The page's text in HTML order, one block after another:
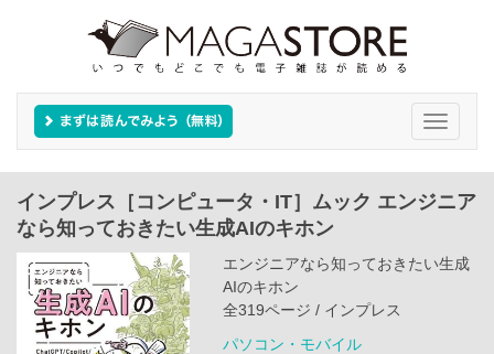
Toggle
インプレス［コンピュータ・IT］ムック エンジニア
なら知っておきたい生成AIのキホン
エンジニアなら知っておきたい生成
AIのキホン
全319ページ / インプレス
パソコン・モバイル